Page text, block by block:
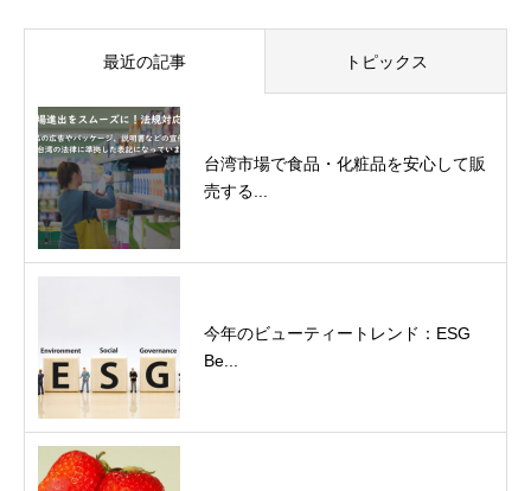
最近の記事 トピックス
台湾市場で食品・化粧品を安心して販
売する...
今年のビューティートレンド：ESG
Be...